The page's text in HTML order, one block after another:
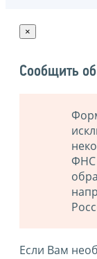
×
Сообщить
ФНС
Если Вам